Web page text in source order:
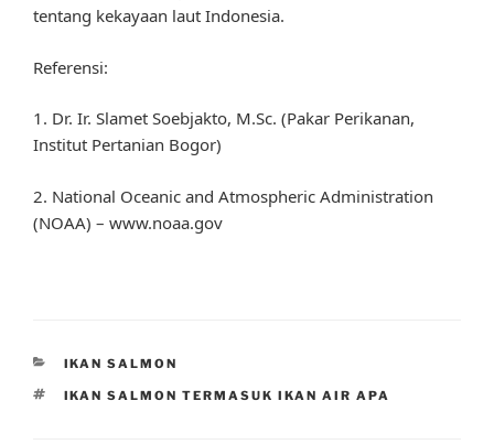
tentang kekayaan laut Indonesia.
Referensi:
1. Dr. Ir. Slamet Soebjakto, M.Sc. (Pakar Perikanan,
Institut Pertanian Bogor)
2. National Oceanic and Atmospheric Administration
(NOAA) – www.noaa.gov
CATEGORIES
IKAN SALMON
TAGS
IKAN SALMON TERMASUK IKAN AIR APA